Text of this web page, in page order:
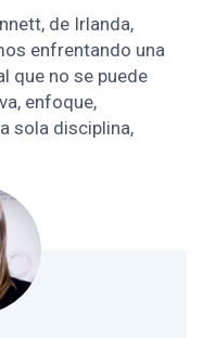
de Irlanda,
enfrentando una
que no se puede
enfoque,
sola disciplina,